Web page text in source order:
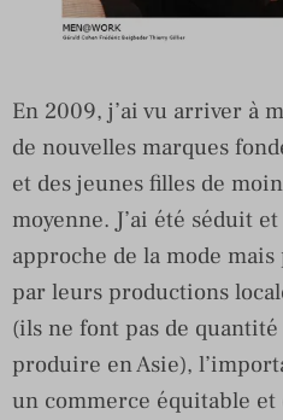
En 2009, j’ai vu arriver à
de nouvelles marques
et des jeunes filles de
moyenne. J’ai été séduit
approche de la mode
par leurs productions
(ils ne font pas de
produire en Asie),
un commerce équitable et